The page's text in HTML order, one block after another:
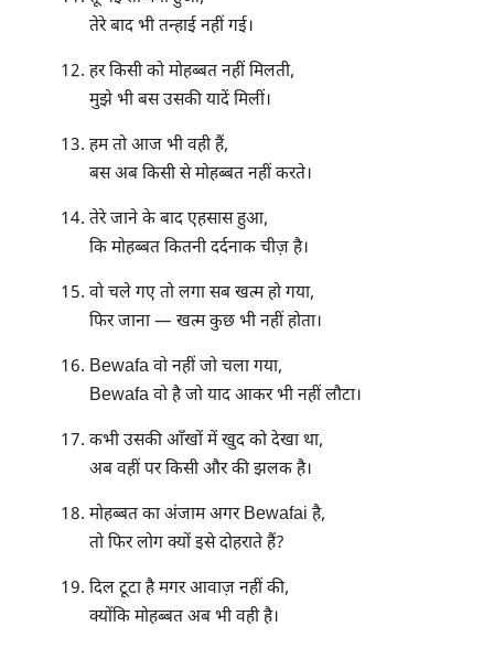
तेरे बाद भी तन्हाई नहीं गई।
हर किसी को मोहब्बत नहीं मिलती,
मुझे भी बस उसकी यादें मिलीं।
हम तो आज भी वही हैं,
बस अब किसी से मोहब्बत नहीं करते।
तेरे जाने के बाद एहसास हुआ,
कि मोहब्बत कितनी दर्दनाक चीज़ है।
वो चले गए तो लगा सब खत्म हो गया,
फिर जाना — खत्म कुछ भी नहीं होता।
Bewafa वो नहीं जो चला गया,
Bewafa वो है जो याद आकर भी नहीं लौटा।
कभी उसकी आँखों में खुद को देखा था,
अब वहीं पर किसी और की झलक है।
मोहब्बत का अंजाम अगर Bewafai है,
तो फिर लोग क्यों इसे दोहराते हैं?
दिल टूटा है मगर आवाज़ नहीं की,
क्योंकि मोहब्बत अब भी वही है।